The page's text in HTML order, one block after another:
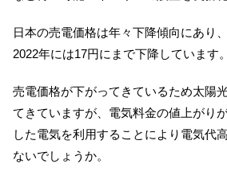
日本の売電価格は年々下降傾向にあり
2022年には17円にまで下降しています。
売電価格が下がってきているため太陽
てきていますが、電気料金の値上がり
した電気を利用することにより電気代
ないでしょうか。